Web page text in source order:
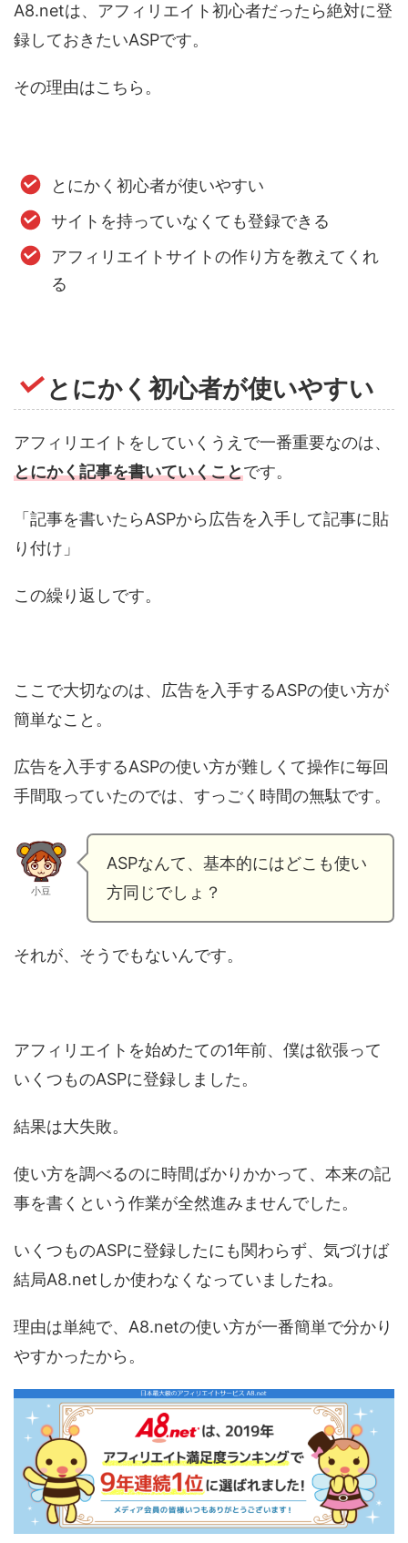
A8.netは、アフィリエイト初心者だったら絶対に登
録しておきたいASPです。
その理由はこちら。
とにかく初心者が使いやすい
サイトを持っていなくても登録できる
アフィリエイトサイトの作り方を教えてくれ
る
とにかく初心者が使いやすい
アフィリエイトをしていくうえで一番重要なのは、
とにかく記事を書いていくことです。
「記事を書いたらASPから広告を入手して記事に貼
り付け」
この繰り返しです。
ここで大切なのは、広告を入手するASPの使い方が
簡単なこと。
広告を入手するASPの使い方が難しくて操作に毎回
手間取っていたのでは、すっごく時間の無駄です。
小豆
ASPなんて、基本的にはどこも使い
方同じでしょ？
それが、そうでもないんです。
アフィリエイトを始めたての1年前、僕は欲張って
いくつものASPに登録しました。
結果は大失敗。
使い方を調べるのに時間ばかりかかって、本来の記
事を書くという作業が全然進みませんでした。
いくつものASPに登録したにも関わらず、気づけば
結局A8.netしか使わなくなっていましたね。
理由は単純で、A8.netの使い方が一番簡単で分かり
やすかったから。